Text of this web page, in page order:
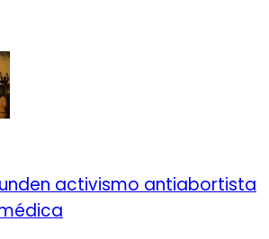
activismo antiabortista